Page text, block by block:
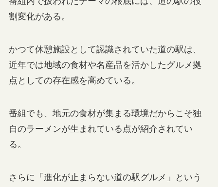
割変化がある。
かつて休憩施設として認識されていた道の駅は、
近年では地域の食材や名産品を活かしたグルメ拠
点としての存在感を高めている。
番組でも、地元の食材が集まる環境だからこそ独
自のラーメンが生まれている点が紹介されてい
る。
さらに「進化が止まらない道の駅グルメ」という